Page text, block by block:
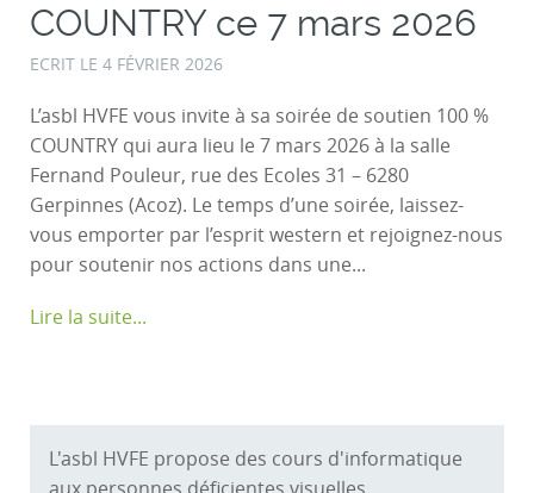
COUNTRY ce 7 mars 2026
ECRIT LE 4 FÉVRIER 2026
L’asbl HVFE vous invite à sa soirée de soutien 100 %
COUNTRY qui aura lieu le 7 mars 2026 à la salle
Fernand Pouleur, rue des Ecoles 31 – 6280
Gerpinnes (Acoz). Le temps d’une soirée, laissez-
vous emporter par l’esprit western et rejoignez-nous
pour soutenir nos actions dans une...
Lire la suite...
L'asbl HVFE propose des cours d'informatique